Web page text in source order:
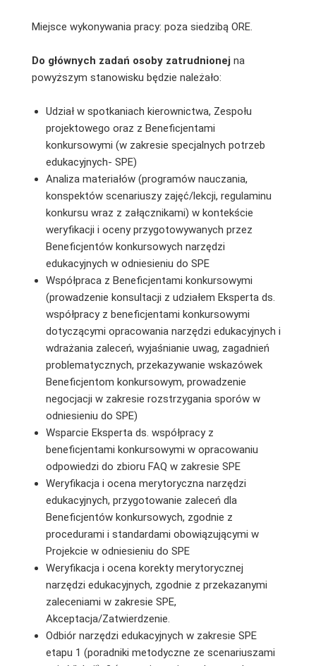
Miejsce wykonywania pracy: poza siedzibą ORE.
Do głównych zadań osoby zatrudnionej na
powyższym stanowisku będzie należało:
Udział w spotkaniach kierownictwa, Zespołu
projektowego oraz z Beneficjentami
konkursowymi (w zakresie specjalnych potrzeb
edukacyjnych- SPE)
Analiza materiałów (programów nauczania,
konspektów scenariuszy zajęć/lekcji, regulaminu
konkursu wraz z załącznikami) w kontekście
weryfikacji i oceny przygotowywanych przez
Beneficjentów konkursowych narzędzi
edukacyjnych w odniesieniu do SPE
Współpraca z Beneficjentami konkursowymi
(prowadzenie konsultacji z udziałem Eksperta ds.
współpracy z beneficjentami konkursowymi
dotyczącymi opracowania narzędzi edukacyjnych i
wdrażania zaleceń, wyjaśnianie uwag, zagadnień
problematycznych, przekazywanie wskazówek
Beneficjentom konkursowym, prowadzenie
negocjacji w zakresie rozstrzygania sporów w
odniesieniu do SPE)
Wsparcie Eksperta ds. współpracy z
beneficjentami konkursowymi w opracowaniu
odpowiedzi do zbioru FAQ w zakresie SPE
Weryfikacja i ocena merytoryczna narzędzi
edukacyjnych, przygotowanie zaleceń dla
Beneficjentów konkursowych, zgodnie z
procedurami i standardami obowiązującymi w
Projekcie w odniesieniu do SPE
Weryfikacja i ocena korekty merytorycznej
narzędzi edukacyjnych, zgodnie z przekazanymi
zaleceniami w zakresie SPE,
Akceptacja/Zatwierdzenie.
Odbiór narzędzi edukacyjnych w zakresie SPE
etapu 1 (poradniki metodyczne ze scenariuszami